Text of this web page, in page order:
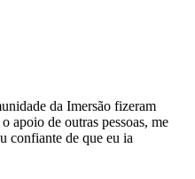
da Imersão fizeram
apoio de outras pessoas, me
confiante de que eu ia